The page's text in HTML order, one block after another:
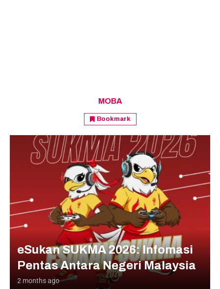
MOBA
Bookmark
eSukan SUKMA 2026: Infomasi
Pentas Antara Negeri Malaysia
2 months ago